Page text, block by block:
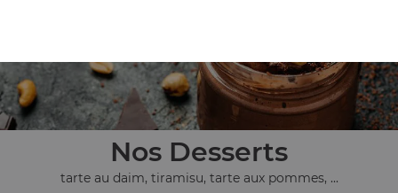
Nos Desserts
tarte au daim, tiramisu, tarte aux pommes, ...